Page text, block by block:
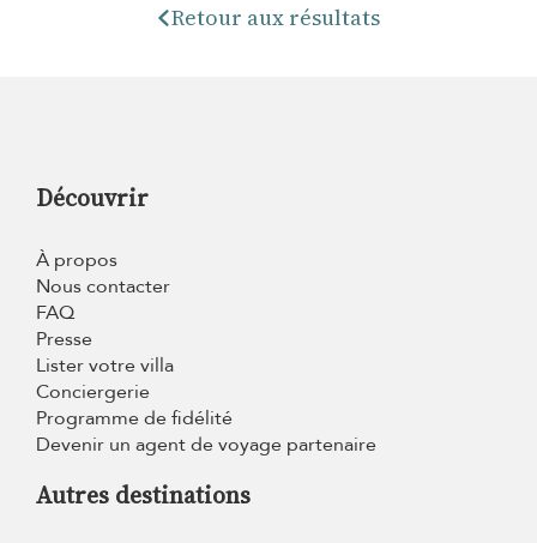
Retour aux résultats
Découvrir
À propos
Nous contacter
FAQ
Presse
Lister votre villa
Conciergerie
Programme de fidélité
Devenir un agent de voyage partenaire
Autres destinations